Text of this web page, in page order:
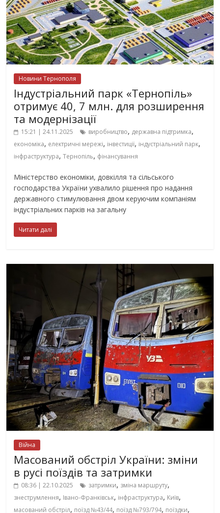
Новини Тернополя
Індустріальний парк «Тернопіль»
отримує 40, 7 млн. для розширення
та модернізації
15:21 | 24.11.2025 виробництво, державна підтримка,
економіка, електричні мережі, інвестиції, індустріальний парк,
інфраструктура,Тернопіль, фінансування
Міністерство економіки, довкілля та сільського
господарства України ухвалило рішення про надання
державного стимулювання двом керуючим компаніям
індустріальних парків на загальну
Читати далі
Війна
Масований обстріл України: зміни
в русі поїздів та затримки
08:36 | 22.10.2025 затримки, зміна маршруту,
знеструмлення, Івано-Франківськ, інфраструктура, Київ,
масований обстріл, поїзд №43/44, поїзд №793/794, поїздки,